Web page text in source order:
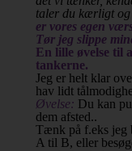
taler du kærligt og
er vores egen
Tør jeg slippe
En lille øvelse til
tankerne.
Jeg er helt klar
hav lidt
Øvelse: Du kan
dem afsted..
Tænk på f.eks jeg
A til B, eller